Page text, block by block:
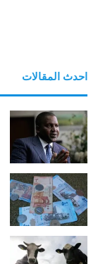
احدث المقالات